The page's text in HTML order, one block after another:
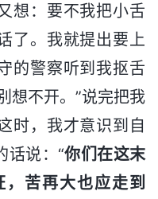
想：要不我把小舌
了。我就提出要上
的警察听到我抠舌
想不开。”说完把我
时，我才意识到自
话说：“你们在这末
苦再大也应走到